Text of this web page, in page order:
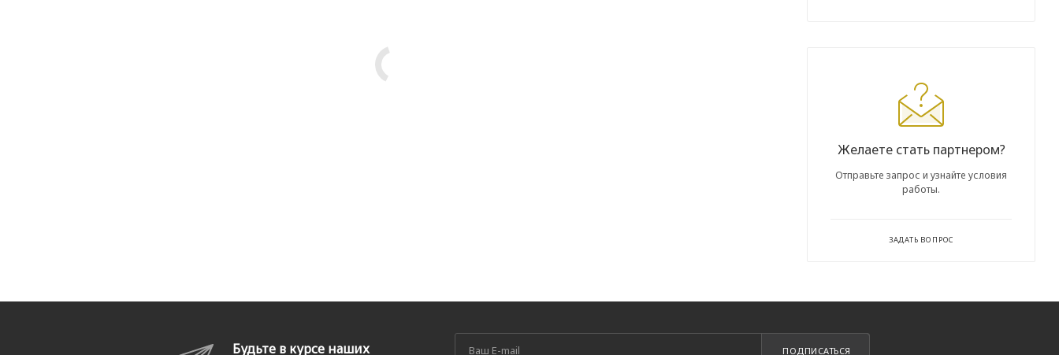
Желаете стать партнером?
Отправьте запрос и узнайте условия
работы.
ЗАДАТЬ ВОПРОС
Будьте в курсе наших
ПОДПИСАТЬСЯ